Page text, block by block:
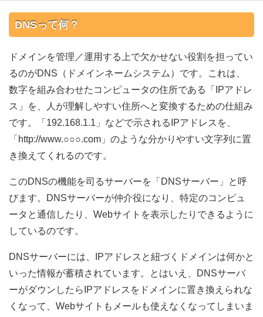
DNSって何？
ドメインを管理／運用する上で欠かせない役割を担ってい
るのがDNS（ドメインネームシステム）です。これは、
数字を組み合わせたコンピュータの住所である「IPアドレ
ス」を、人が理解しやすい住所へと変換するための仕組み
です。「192.168.1.1」などで示されるIPアドレスを、
「http://www.○○○.com」のような分かりやすい文字列に置
き換えてくれるのです。
このDNSの機能を司るサーバーを「DNSサーバー」と呼
びます。DNSサーバーが仲介役になり、特定のコンピュ
ータと通信したり、Webサイトを表示したりできるように
しているのです。
DNSサーバーには、IPアドレスと紐づくドメインは何かと
いった情報が蓄積されています。とはいえ、DNSサーバ
ーがダウンしたらIPアドレスをドメインに置き換えられな
くなって、Webサイトもメールも使えなくなってしまいま